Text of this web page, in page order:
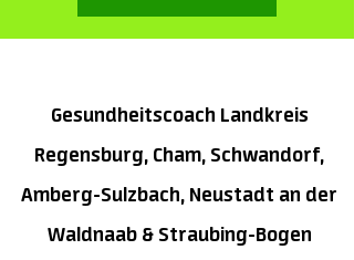
Gesundheitscoach Landkreis
Regensburg, Cham, Schwandorf,
Amberg-Sulzbach, Neustadt an der
Waldnaab & Straubing-Bogen